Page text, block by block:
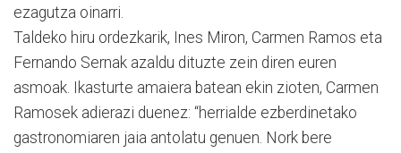
ezagutza oinarri.
Taldeko hiru ordezkarik, Ines Miron, Carmen Ramos eta
Fernando Sernak azaldu dituzte zein diren euren
asmoak. Ikasturte amaiera batean ekin zioten, Carmen
Ramosek adierazi duenez: “herrialde ezberdinetako
gastronomiaren jaia antolatu genuen. Nork bere